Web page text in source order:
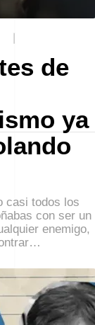
de
ya
casi todos los
con ser un
enemigo,